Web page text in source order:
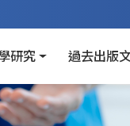
研究 過去出版